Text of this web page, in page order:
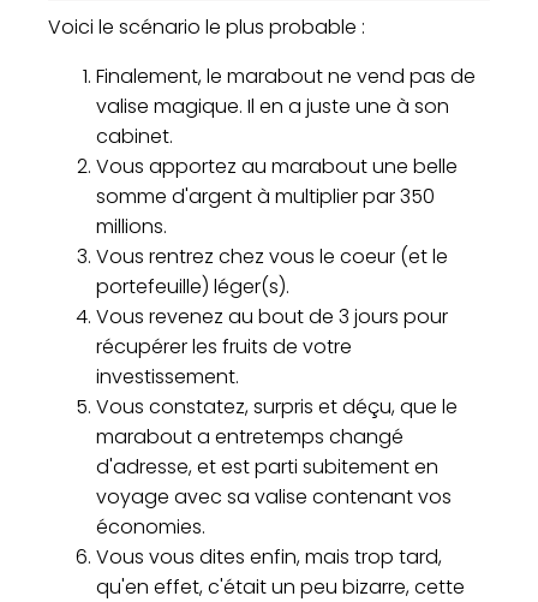
Voici le scénario le plus probable :
Finalement, le marabout ne vend pas de
valise magique. Il en a juste une à son
cabinet.
Vous apportez au marabout une belle
somme d'argent à multiplier par 350
millions.
Vous rentrez chez vous le coeur (et le
portefeuille) léger(s).
Vous revenez au bout de 3 jours pour
récupérer les fruits de votre
investissement.
Vous constatez, surpris et déçu, que le
marabout a entretemps changé
d'adresse, et est parti subitement en
voyage avec sa valise contenant vos
économies.
Vous vous dites enfin, mais trop tard,
qu'en effet, c'était un peu bizarre, cette